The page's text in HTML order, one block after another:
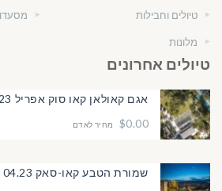
טיולים וחבילות
מלונות
טיולים אחרונים
אגם קאולאן קאו סוק אפריל 23
$0.00
מחיר לאדם
שמורת הטבע קאו-סאק 04.23